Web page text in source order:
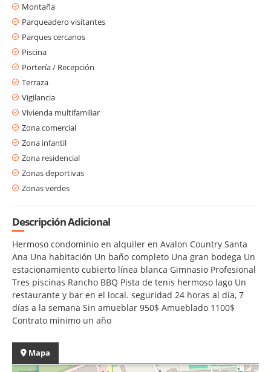
Montaña
Parqueadero visitantes
Parques cercanos
Piscina
Portería / Recepción
Terraza
Vigilancia
Vivienda multifamiliar
Zona comercial
Zona infantil
Zona residencial
Zonas deportivas
Zonas verdes
Descripción Adicional
Hermoso condominio en alquiler en Avalon Country Santa
Ana Una habitación Un baño completo Una gran bodega Un
estacionamiento cubierto línea blanca Gimnasio Profesional
Tres piscinas Rancho BBQ Pista de tenis hermoso lago Un
restaurante y bar en el local. seguridad 24 horas al día, 7
días a la semana Sin amueblar 950$ Amueblado 1100$
Contrato minimo un año
Mapa